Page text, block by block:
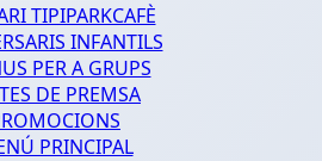
TIPIPARKCAFÈ
INFANTILS
PER A GRUPS
DE PREMSA
PRINCIPAL